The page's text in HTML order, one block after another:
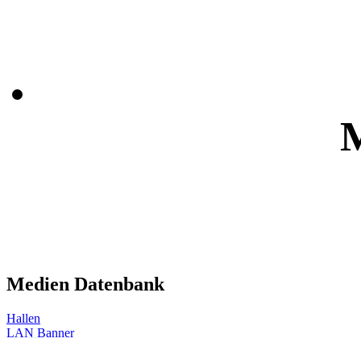
Medien Datenbank
Hallen
LAN Banner